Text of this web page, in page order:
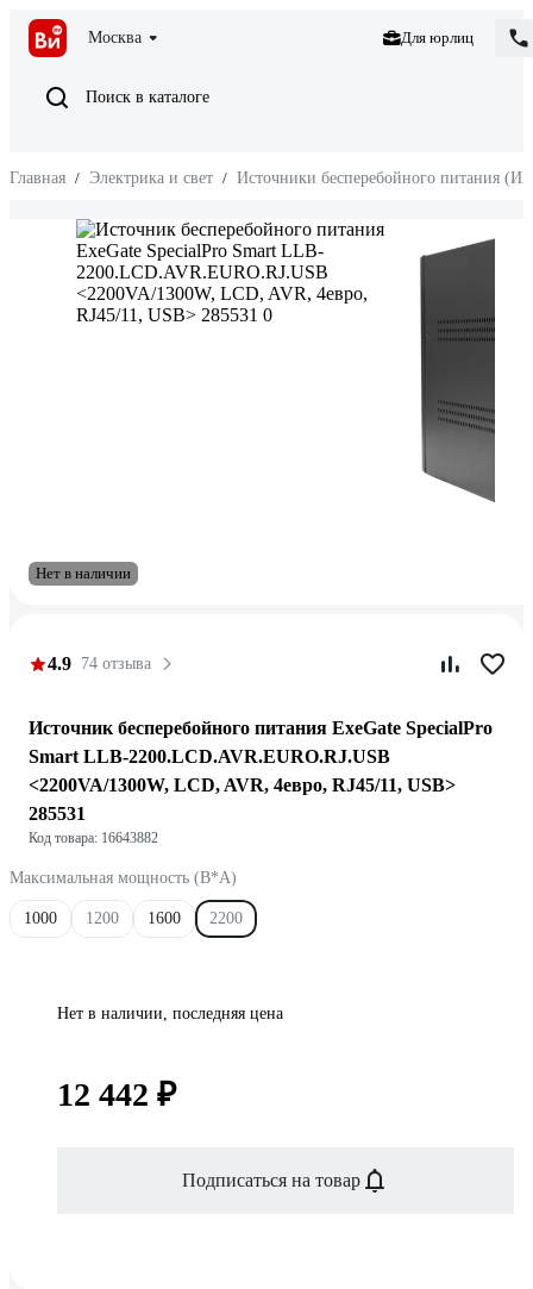
Москва Для юрлиц
Поиск в каталоге
Главная / Электрика и свет / Источники бесперебойного питания
Нет в наличии
4.9 74 отзыва
Источник бесперебойного питания ExeGate SpecialPro
Smart LLB-2200.LCD.AVR.EURO.RJ.USB
<2200VA/1300W, LCD, AVR, 4евро, RJ45/11, USB>
285531
Код товара: 16643882
Максимальная мощность (В*А)
1000 1200 1600 2200
Нет в наличии, последняя цена
12 442 ₽
Подписаться на товар